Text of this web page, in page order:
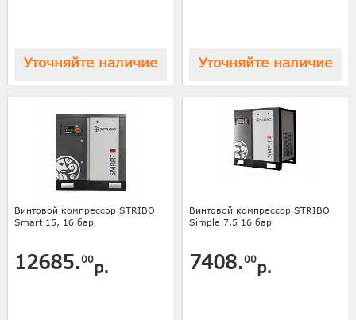
Уточняйте наличие Уточняйте наличие
Винтовой компрессор STRIBO
Smart 15, 16 бар
12685.00р.
Винтовой компрессор STRIBO
Simple 7.5 16 бар
7408.00р.